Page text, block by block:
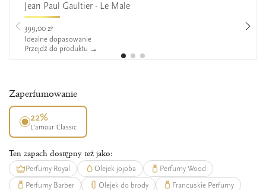
Jean Paul Gaultier - Le Male
399,00 zł
Idealne dopasowanie
Przejdź do produktu →
Zaperfumowanie
22%
L’amour Classic
Ten zapach dostępny też jako:
Perfumy Royal Olejek jojoba
Perfumy Wood
Perfumy Barber
Olejek do brody
Francuskie Perfumy